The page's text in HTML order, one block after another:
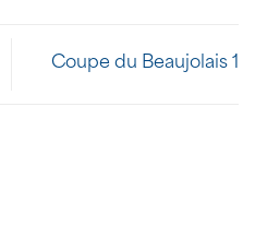
Coupe du Beaujolais 1